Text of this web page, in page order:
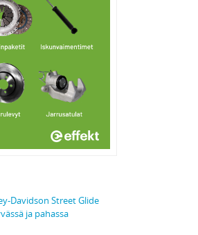
Davidson Street Glide
ja pahassa